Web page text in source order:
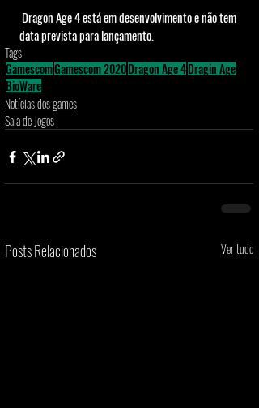
Dragon Age 4 está em desenvolvimento e não tem
data prevista para lançamento.
Tags:
GamescomGamescom 2020Dragon Age 4Dragin Age
BioWare
Notícias dos games
Sala de Jogos
Posts Relacionados Ver tudo